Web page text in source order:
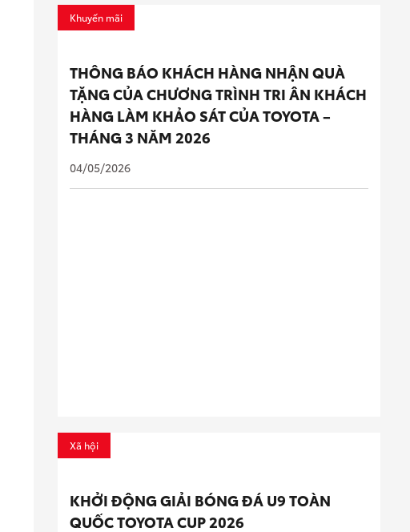
Khuyến mãi
THÔNG BÁO KHÁCH HÀNG NHẬN QUÀ
TẶNG CỦA CHƯƠNG TRÌNH TRI ÂN KHÁCH
HÀNG LÀM KHẢO SÁT CỦA TOYOTA –
THÁNG 3 NĂM 2026
04/05/2026
Xã hội
KHỞI ĐỘNG GIẢI BÓNG ĐÁ U9 TOÀN
QUỐC TOYOTA CUP 2026